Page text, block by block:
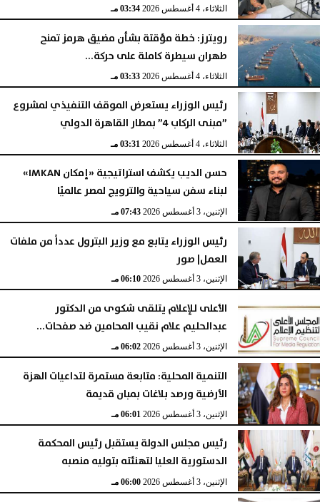
الثلاثاء، 4 أغسطس 2026 03:34 مـ
رويترز: خطة مؤقتة بشأن مضيق هرمز تمنح
طهران سيطرة كاملة على حركة...
الثلاثاء، 4 أغسطس 2026 03:33 مـ
رئيس الوزراء يستعرض الموقف التنفيذي لمشروع
”مبنى الركاب 4” بمطار القاهرة الدولي
الثلاثاء، 4 أغسطس 2026 03:31 مـ
حسن الديب يكشف استراتيجية «إمكان IMKAN»
لبناء سفن سياحية والترويج لمصر عالميًا
الإثنين، 3 أغسطس 2026 07:43 مـ
رئيس الوزراء يتابع مع وزير البترول عدداً من ملفات
العمل| صور
الإثنين، 3 أغسطس 2026 06:10 مـ
الأعلى للإعلام يتلقى شكوى من الدكتور
عبدالحليم علام نقيب المحامين ضد صفحات...
الإثنين، 3 أغسطس 2026 06:02 مـ
التنمية المحلية: متابعة مستمرة لتداعيات الهزة
الأرضية ورصد بلاغات بمبان قديمة
الإثنين، 3 أغسطس 2026 06:01 مـ
رئيس مجلس الدولة يستقبل رئيس المحكمة
الدستورية العليا لتهنئته بتوليه منصبه
الإثنين، 3 أغسطس 2026 06:00 مـ